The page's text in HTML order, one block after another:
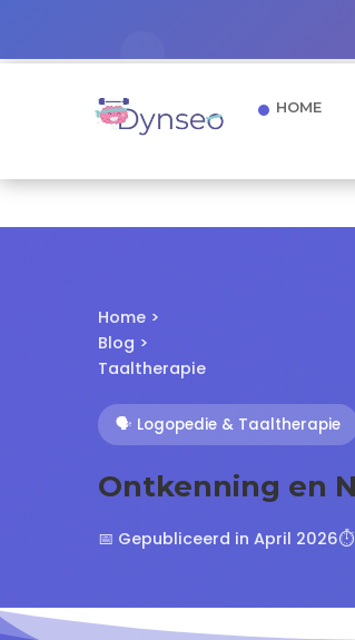
HOME
Home >
Blog >
Taaltherapie
🗣️ Logopedie & Taaltherapie
Ontkenning en
📅 Gepubliceerd in April 2026⏱️